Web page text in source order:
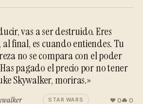
vas a ser destruido. Eres
al final, es cuando entiendes. Tu
no se compara con el poder
pagado el precio por no tener
Skywalker, moriras.»
STAR WARS 0 0